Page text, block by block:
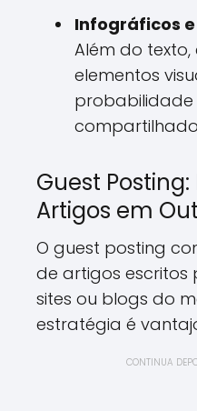
Infográficos e
Além do
elementos
probabilidade
Guest
Artigos em
O guest posting
de artigos escritos
sites ou blogs do
estratégia é
CONTINUA